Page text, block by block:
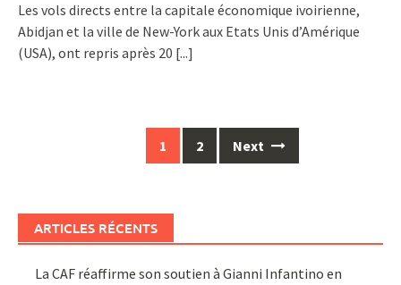
Les vols directs entre la capitale économique ivoirienne,
Abidjan et la ville de New-York aux Etats Unis d’Amérique
(USA), ont repris après 20 [...]
1 2 Next
ARTICLES RÉCENTS
La CAF réaffirme son soutien à Gianni Infantino en